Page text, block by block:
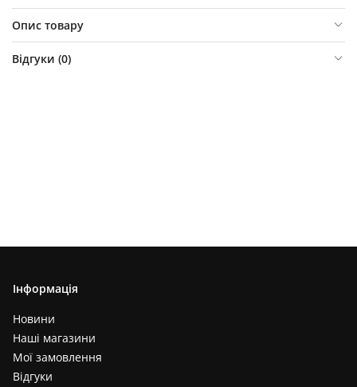
Опис товару
Відгуки (0)
Інформація
Новини
Наші магазини
Мої замовлення
Відгуки